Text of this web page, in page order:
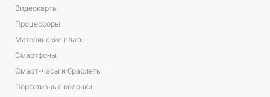
Видеокарты
Процессоры
Материнские платы
Смартфоны
Смарт-часы и браслеты
Портативные колонки